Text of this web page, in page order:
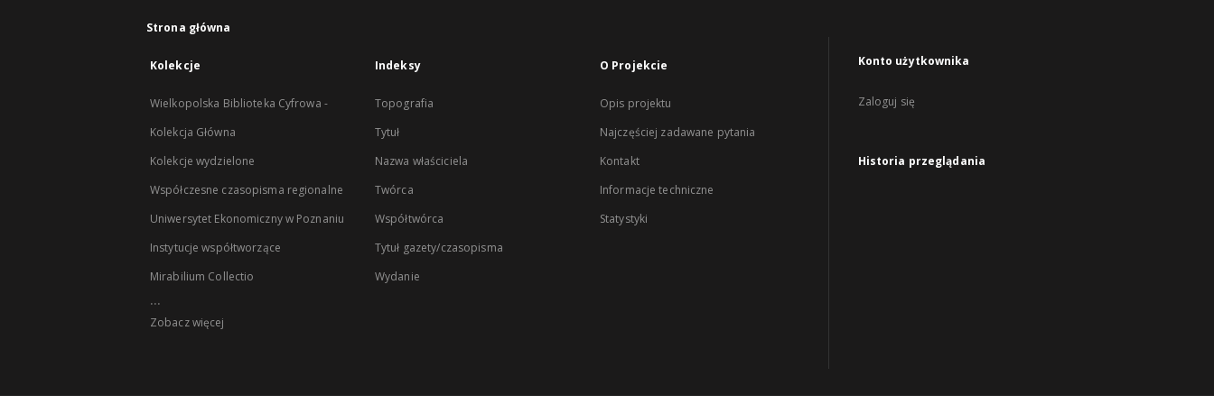
Strona główna
Kolekcje
Wielkopolska Biblioteka Cyfrowa -
Kolekcja Główna
Kolekcje wydzielone
Współczesne czasopisma regionalne
Uniwersytet Ekonomiczny w Poznaniu
Instytucje współtworzące
Mirabilium Collectio
...
Zobacz więcej
Indeksy
Topografia
Tytuł
Nazwa właściciela
Twórca
Współtwórca
Tytuł gazety/czasopisma
Wydanie
O Projekcie
Opis projektu
Najczęściej zadawane pytania
Kontakt
Informacje techniczne
Statystyki
Konto użytkownika
Zaloguj się
Historia przeglądania